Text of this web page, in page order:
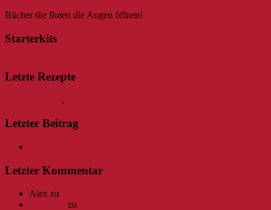
Bücher die Ihnen die Augen öffnen!
Starterkits
Letzte Rezepte
,
Letzter Beitrag
Letzter Kommentar
Alex zu
zu